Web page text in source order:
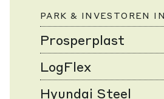
PARK & INVESTOREN
Prosperplast
LogFlex
Hyundai Steel